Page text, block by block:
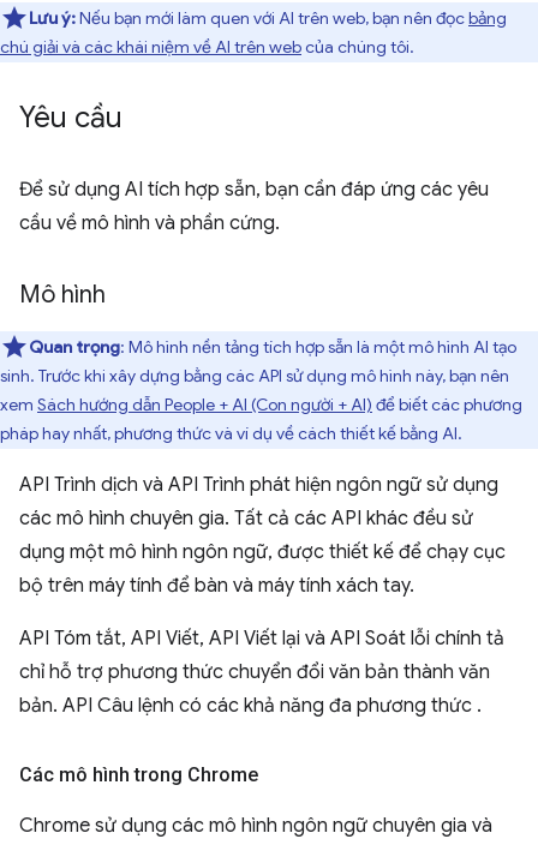
Lưu ý:Nếu bạn mới làm quen với AI trên web, bạn nên đọcbảng
chú giải và các khái niệm về AI trên webcủa chúng tôi.
Yêu cầu
Để sử dụng AI tích hợp sẵn, bạn cần đáp ứng các yêu
cầu về mô hình và phần cứng.
Mô hình
Quan trọng: Mô hình nền tảng tích hợp sẵn là một mô hình AI tạo
sinh. Trước khi xây dựng bằng các API sử dụng mô hình này, bạn nên
xem Sách hướng dẫn People + AI (Con người + AI) để biết các phương
pháp hay nhất, phương thức và ví dụ về cách thiết kế bằng AI.
API Trình dịch và API Trình phát hiện ngôn ngữ sử dụng
các mô hình chuyên gia. Tất cả các API khác đều sử
dụng một mô hình ngôn ngữ, được thiết kế để chạy cục
bộ trên máy tính để bàn và máy tính xách tay.
API Tóm tắt, API Viết, API Viết lại và API Soát lỗi chính tả
chỉ hỗ trợ phương thức chuyển đổi văn bản thành văn
bản. API Câu lệnh có các khả năng đa phương thức .
Các mô hình trong Chrome
Chrome sử dụng các mô hình ngôn ngữ chuyên gia và